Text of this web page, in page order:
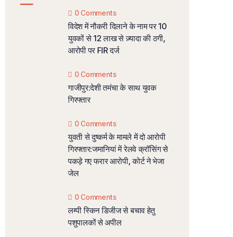
0 Comments
विदेश में नौकरी दिलाने के नाम पर 10
युवकों से 12 लाख से ज़्यादा की ठगी,
आरोपी पर FIR दर्ज
0 Comments
गाजीपुर:देशी तमंचा के साथ युवक
गिरफ्तार
0 Comments
युवती से दुष्कर्म के मामले में दो आरोपी
गिरफ्तार:जमानियां में रेलवे क्रॉसिंग से
पकड़े गए फरार आरोपी, कोर्ट ने भेजा
जेल
0 Comments
लम्पी स्किन डिजीज से बचाव हेतु
पशुपालकों से अपील